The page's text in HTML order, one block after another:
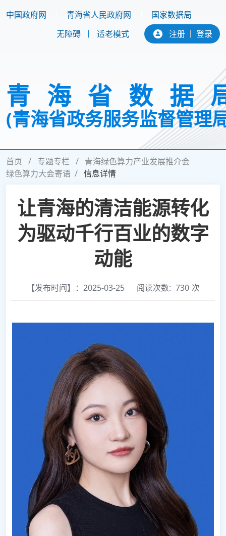
中国政府网 青海省人民政府网
国家数据局
无障碍
适老模式 注册 登录
青海省数据
(青海省政务服务监督管理
首页 新闻中心 政务公开
首页 专题专栏
青海绿色算力产业发展推介会
绿色算力大会寄语
信息详情
让青海的清洁能源转化
为驱动千行百业的数字
动能
【发布时间】：2025-03-25 阅读次数: 730 次